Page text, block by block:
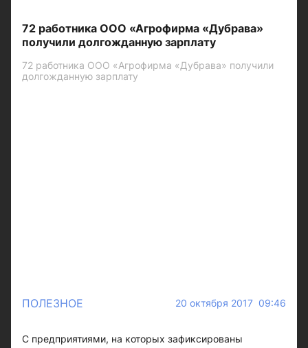
72 работника ООО «Агрофирма «Дубрава»
получили долгожданную зарплату
72 работника ООО «Агрофирма «Дубрава» получили
долгожданную зарплату
ПОЛЕЗНОЕ 20 октября 2017 09:46
С предприятиями, на которых зафиксированы